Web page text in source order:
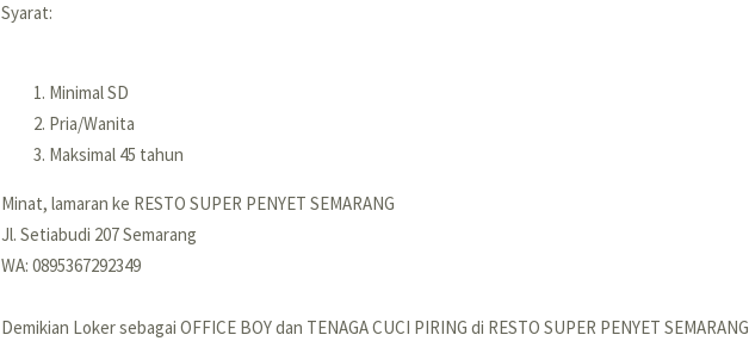
Syarat:
Minimal SD
Pria/Wanita
Maksimal 45 tahun
Minat, lamaran ke RESTO SUPER PENYET SEMARANG
Jl. Setiabudi 207 Semarang
WA: 0895367292349
Demikian Loker sebagai OFFICE BOY dan TENAGA CUCI PIRING di RESTO SUPER PENYET SEMARANG